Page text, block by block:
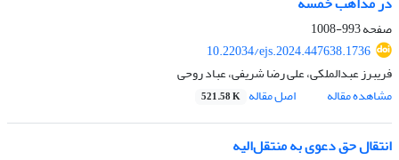
صفحه993-1008
10.22034/ejs.2024.447638.1736
فریبرز عبدالملکی، علی رضا شریفی، عباد روحی
مشاهده مقاله
اصل مقاله 521.58 K
انتقال حق دعوی به منتقل‌الیه